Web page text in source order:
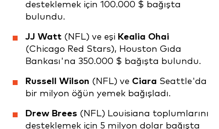
desteklemek için 100.000 $ bağışta
bulundu.
JJ Watt (NFL) ve eşi Kealia Ohai
(Chicago Red Stars), Houston Gıda
Bankası'na 350.000 $ bağışta bulundu.
Russell Wilson (NFL) ve Ciara Seattle'da
bir milyon öğün yemek bağışladı.
Drew Brees (NFL) Louisiana toplumlarını
desteklemek için 5 milyon dolar bağışta